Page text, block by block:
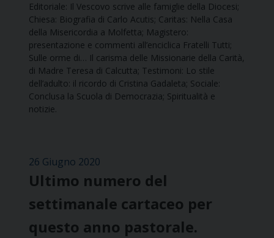
Editoriale: Il Vescovo scrive alle famiglie della Diocesi;
Chiesa: Biografia di Carlo Acutis; Caritas: Nella Casa
della Misericordia a Molfetta; Magistero:
presentazione e commenti all’enciclica Fratelli Tutti;
Sulle orme di… Il carisma delle Missionarie della Carità,
di Madre Teresa di Calcutta; Testimoni: Lo stile
dell’adulto: il ricordo di Cristina Gadaleta; Sociale:
Conclusa la Scuola di Democrazia; Spiritualità e
notizie.
26 Giugno 2020
Ultimo numero del
settimanale cartaceo per
questo anno pastorale.